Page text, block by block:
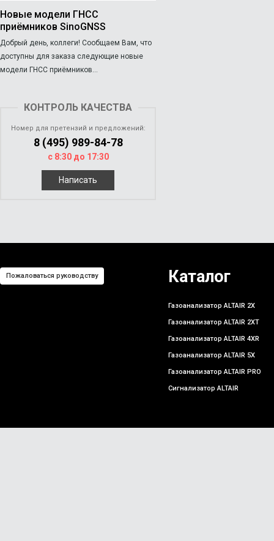
Новые модели ГНСС
приёмников SinoGNSS
Добрый день, коллеги! Сообщаем Вам, что
доступны для заказа следующие новые
модели ГНСС приёмников...
КОНТРОЛЬ КАЧЕСТВА
Номер для претензий и предложений:
8 (495) 989-84-78
с 8:30 до 17:30
Написать
Пожаловаться руководству Каталог
Газоанализатор ALTAIR 2X
Газоанализатор ALTAIR 2XT
Газоанализатор ALTAIR 4XR
Газоанализатор ALTAIR 5X
Газоанализатор ALTAIR PRO
Сигнализатор ALTAIR